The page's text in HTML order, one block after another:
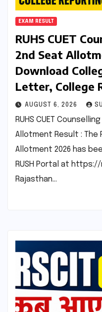
EXAM RESULT
RUHS CUET
2nd Seat
Download
Letter, College
AUGUST 6, 2026
RUHS CUET
Allotment Result : The
Allotment 2026 has
RUSH Portal at
Rajasthan…